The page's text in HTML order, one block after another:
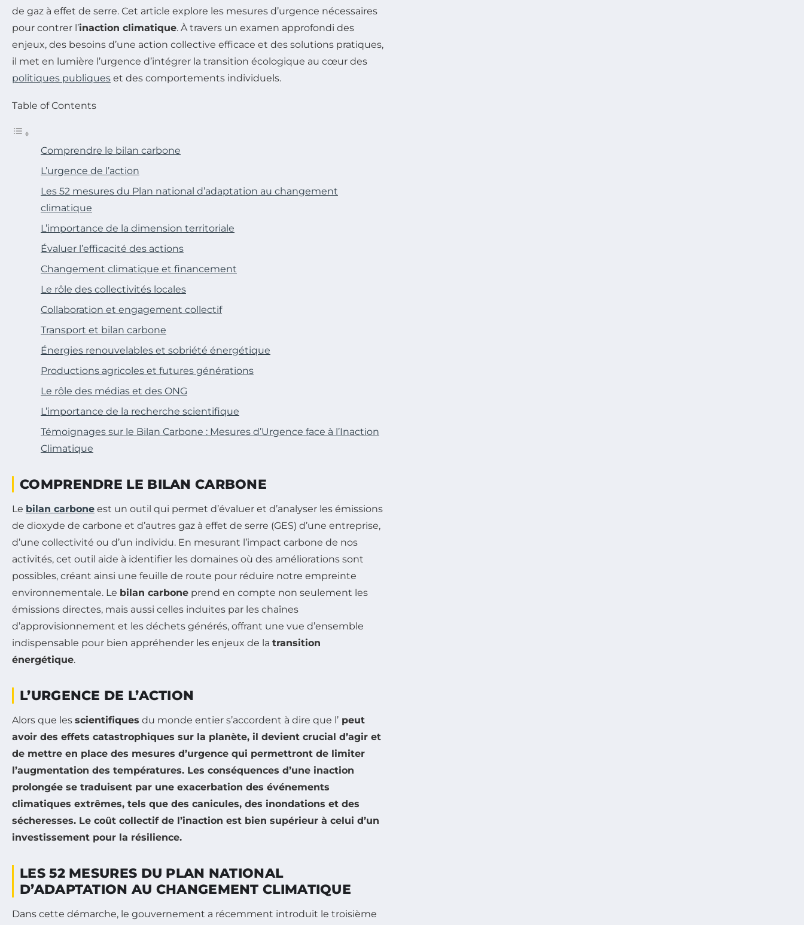
de gaz à effet de serre. Cet article explore les mesures d’urgence nécessaires
pour contrer l’inaction climatique. À travers un examen approfondi des
enjeux, des besoins d’une action collective efficace et des solutions pratiques,
il met en lumière l’urgence d’intégrer la transition écologique au cœur des
politiques publiques et des comportements individuels.
Table of Contents
Comprendre le bilan carbone
L’urgence de l’action
Les 52 mesures du Plan national d’adaptation au changement
climatique
L’importance de la dimension territoriale
Évaluer l’efficacité des actions
Changement climatique et financement
Le rôle des collectivités locales
Collaboration et engagement collectif
Transport et bilan carbone
Énergies renouvelables et sobriété énergétique
Productions agricoles et futures générations
Le rôle des médias et des ONG
L’importance de la recherche scientifique
Témoignages sur le Bilan Carbone : Mesures d’Urgence face à l’Inaction
Climatique
COMPRENDRE LE BILAN CARBONE
Le bilan carbone est un outil qui permet d’évaluer et d’analyser les émissions
de dioxyde de carbone et d’autres gaz à effet de serre (GES) d’une entreprise,
d’une collectivité ou d’un individu. En mesurant l’impact carbone de nos
activités, cet outil aide à identifier les domaines où des améliorations sont
possibles, créant ainsi une feuille de route pour réduire notre empreinte
environnementale. Le bilan carbone prend en compte non seulement les
émissions directes, mais aussi celles induites par les chaînes
d’approvisionnement et les déchets générés, offrant une vue d’ensemble
indispensable pour bien appréhender les enjeux de la transition
énergétique.
L’URGENCE DE L’ACTION
Alors que les scientifiques du monde entier s’accordent à dire que l’ peut
avoir des effets catastrophiques sur la planète, il devient crucial d’agir et
de mettre en place des mesures d’urgence qui permettront de limiter
l’augmentation des températures. Les conséquences d’une inaction
prolongée se traduisent par une exacerbation des événements
climatiques extrêmes, tels que des canicules, des inondations et des
sécheresses. Le coût collectif de l’inaction est bien supérieur à celui d’un
investissement pour la résilience.
LES 52 MESURES DU PLAN NATIONAL
D’ADAPTATION AU CHANGEMENT CLIMATIQUE
Dans cette démarche, le gouvernement a récemment introduit le troisième